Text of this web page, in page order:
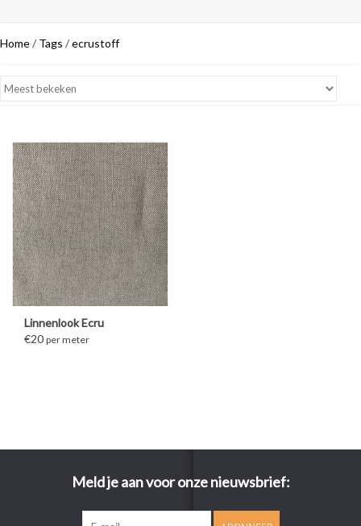
Home/ Tags /ecrustoff
Linnenlook Ecru
€20 per meter
Meld je aan voor onze nieuwsbrief: